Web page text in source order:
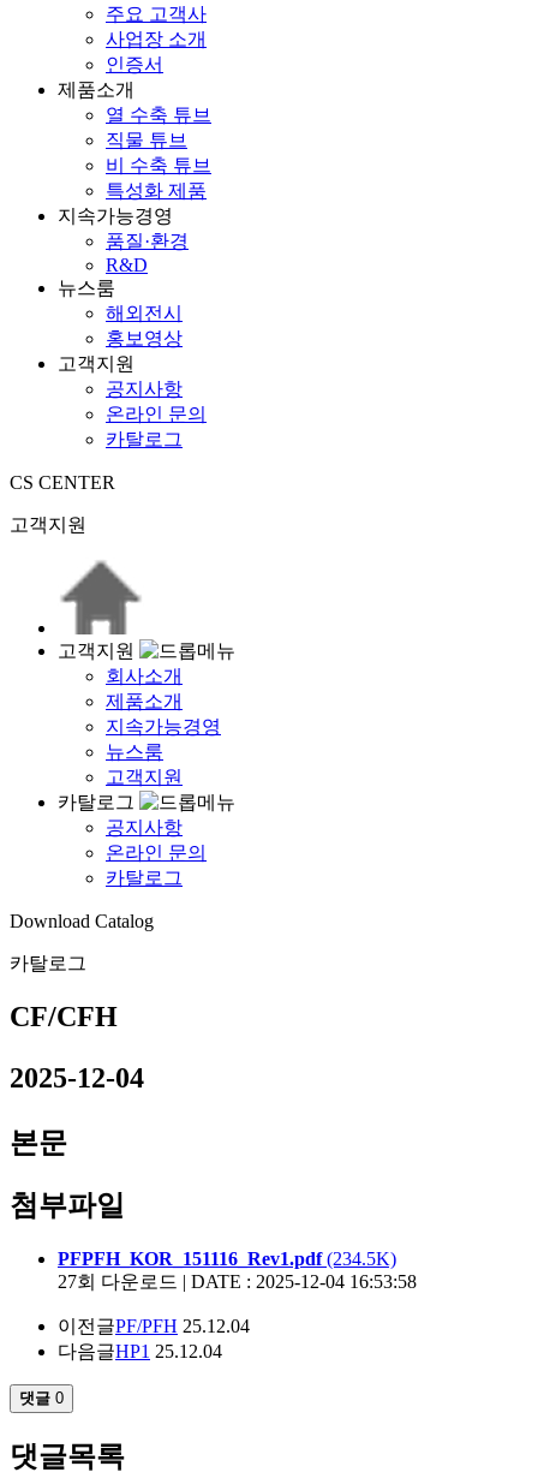
주요 고객사
사업장 소개
인증서
제품소개
열 수축 튜브
직물 튜브
비 수축 튜브
특성화 제품
지속가능경영
품질·환경
R&D
뉴스룸
해외전시
홍보영상
고객지원
공지사항
온라인 문의
카탈로그
CS CENTER
고객지원
고객지원
회사소개
제품소개
지속가능경영
뉴스룸
고객지원
카탈로그
공지사항
온라인 문의
카탈로그
Download Catalog
카탈로그
CF/CFH
2025-12-04
본문
첨부파일
PFPFH_KOR_151116_Rev1.pdf(234.5K)
27회 다운로드 | DATE : 2025-12-04 16:53:58
이전글PF/PFH 25.12.04
다음글HP1 25.12.04
댓글 0
댓글목록